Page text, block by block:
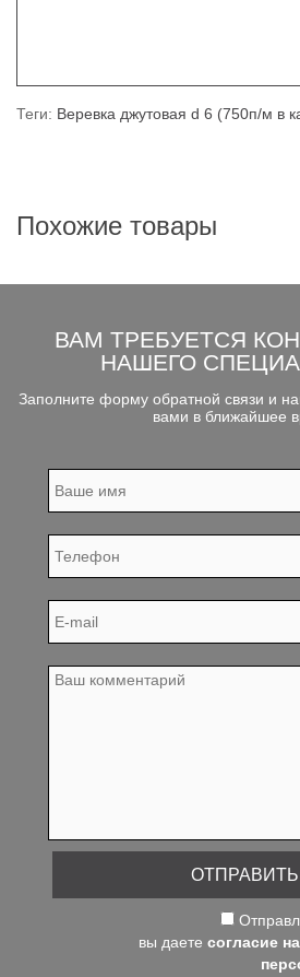
Теги: Веревка джутовая d 6 (750п/м в
Похожие товары
ВАМ ТРЕБУЕТСЯ
НАШЕГО
Заполните форму обратной связи и
вами в ближайшее
вы даете согласие
ОТПРАВИТЬ